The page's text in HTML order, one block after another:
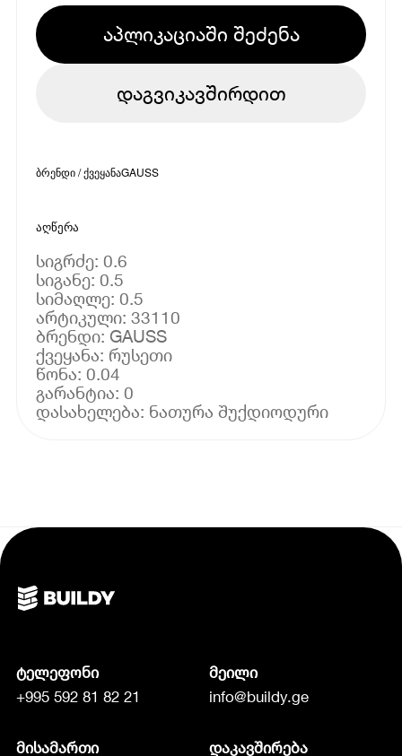
აპლიკაციაში შეძენა
დაგვიკავშირდით
ბრენდი / ქვეყანაGAUSS
აღწერა
სიგრძე: 0.6
სიგანე: 0.5
სიმაღლე: 0.5
არტიკული: 33110
ბრენდი: GAUSS
ქვეყანა: რუსეთი
წონა: 0.04
გარანტია: 0
ტელეფონი
+995 592 81 82 21
მეილი
info@buildy.ge
მისამართი დაკავშირება